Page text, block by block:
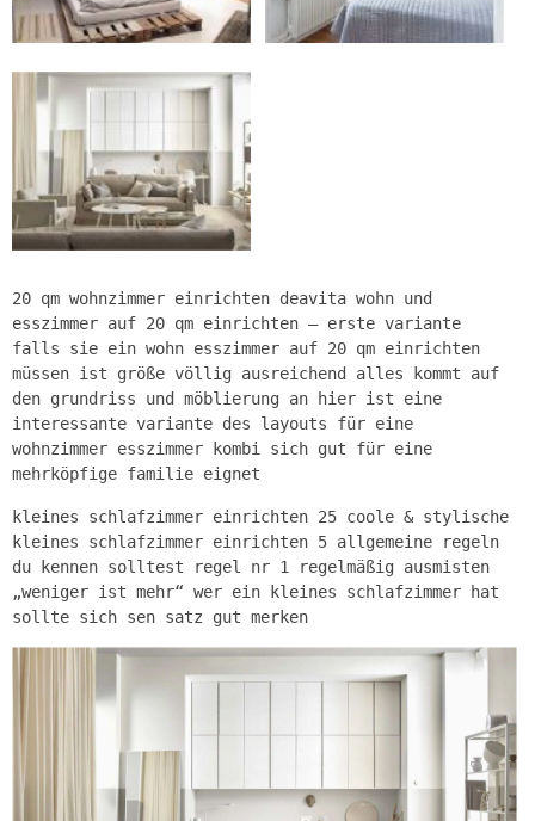
20 qm wohnzimmer einrichten deavita wohn und
esszimmer auf 20 qm einrichten – erste variante
falls sie ein wohn esszimmer auf 20 qm einrichten
müssen ist größe völlig ausreichend alles kommt auf
den grundriss und möblierung an hier ist eine
interessante variante des layouts für eine
wohnzimmer esszimmer kombi sich gut für eine
mehrköpfige familie eignet
kleines schlafzimmer einrichten 25 coole & stylische
kleines schlafzimmer einrichten 5 allgemeine regeln
du kennen solltest regel nr 1 regelmäßig ausmisten
„weniger ist mehr“ wer ein kleines schlafzimmer hat
sollte sich sen satz gut merken